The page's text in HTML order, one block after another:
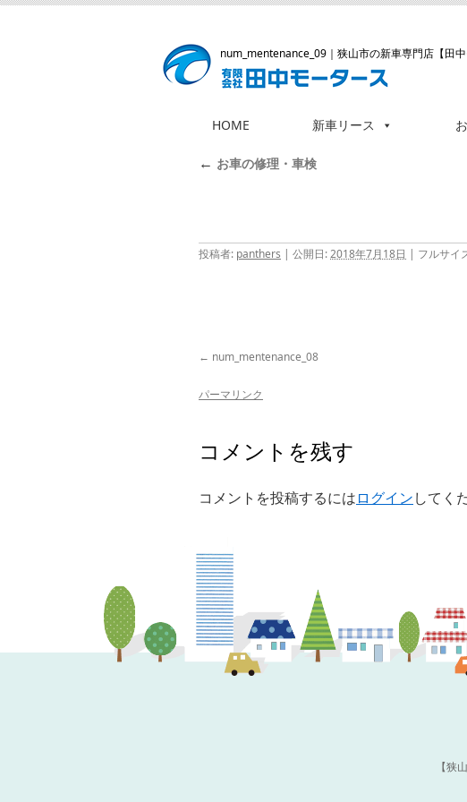
num_mentenance_09 ｜狭山市の新車専門店【田中
へ
プ
HOME 新車リース
← お車の修理・車検
投稿者: panthers | 公開日:2018年7月18日 | フルサイ
num_mentenance_08
パーマリンク
コメントを残す
コメントを投稿するにはログインしてく
【狭